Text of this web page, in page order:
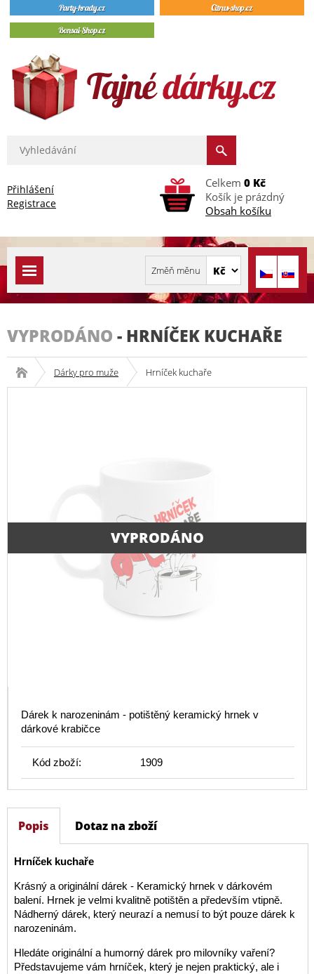
Přihlášení
Registrace
Celkem 0 Kč
Košík je prázdný
Obsah košíku
VYPRODÁNO - HRNÍČEK KUCHAŘE
Dárky pro muže Hrníček kuchaře
VYPRODÁNO
Dárek k narozeninám - potištěný keramický hrnek v
dárkové krabičce
Kód zboží: 1909
Popis Dotaz na zboží
Hrníček kuchaře
Krásný a originální dárek - Keramický hrnek v dárkovém
balení. Hrnek je velmi kvalitně potištěn a především vtipně.
Nádherný dárek, který neurazí a nemusí to být pouze dárek k
narozeninám.
Hledáte originální a humorný dárek pro milovníky vaření?
Představujeme vám hrníček, který je nejen praktický, ale i